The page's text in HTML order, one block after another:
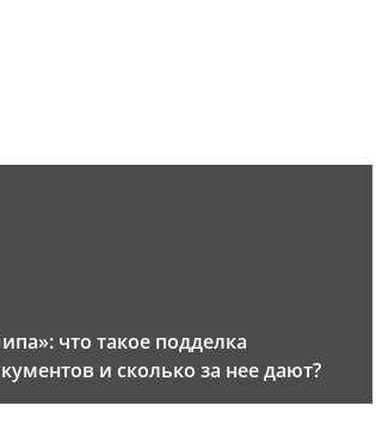
что такое подделка
и сколько за нее дают?